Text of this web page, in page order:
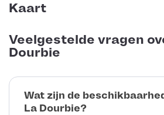
Kaart
Veelgestelde vragen
Dourbie
Wat zijn de
La Dourbie?